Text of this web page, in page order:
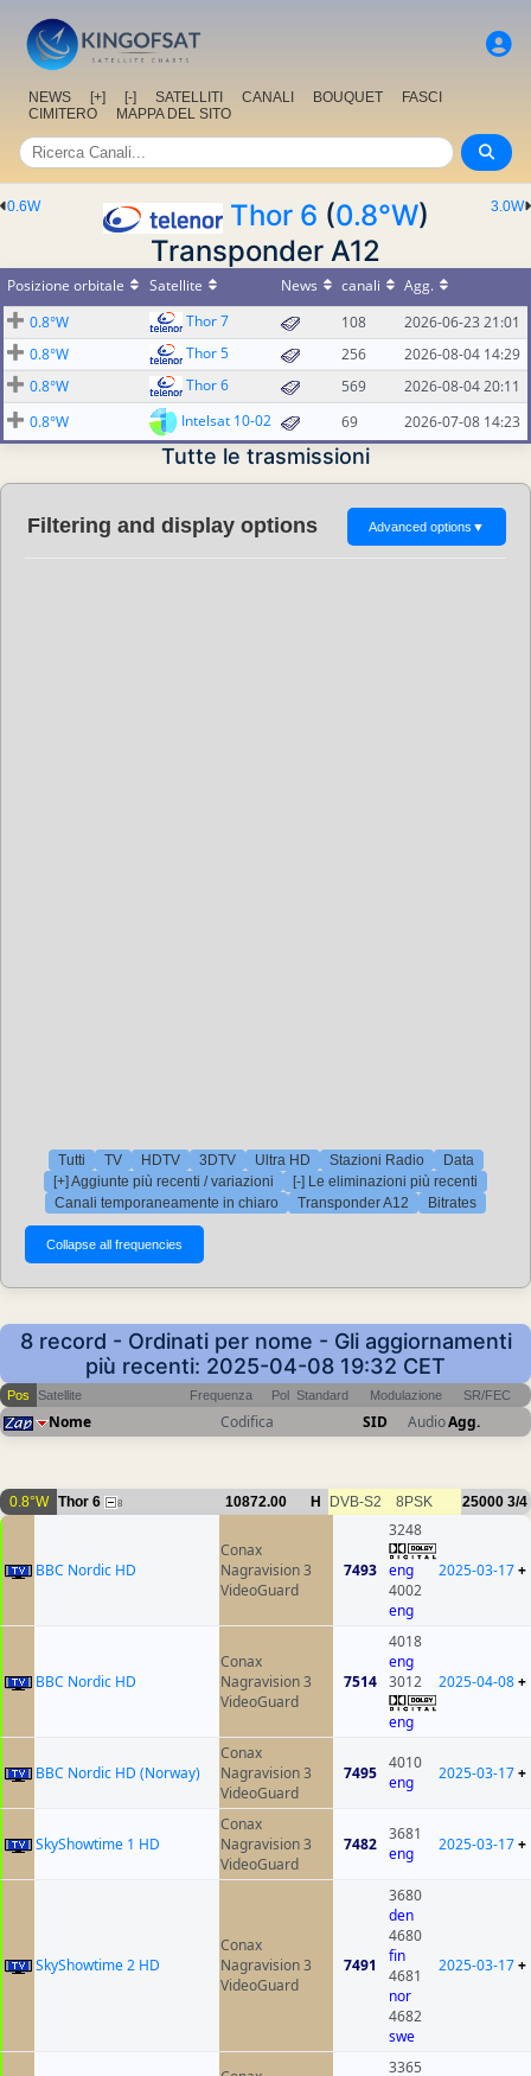
NEWS [+] [-] SATELLITI CANALI BOUQUET
FASCI
CIMITERO
MAPPA DEL SITO
3.0W
0.6W Thor 6 (0.8°W)
Transponder A12
Posizione orbitale Satellite News canali
Agg.
0.8°W
Thor 7 108
2026-06-23 21:01
0.8°W
Thor 5 256
2026-08-04 14:29
0.8°W
Thor 6 569
2026-08-04 20:11
0.8°W
Intelsat 10-02 69 2026-07-08 14:23
Tutte le trasmissioni
Filtering and display options Advanced options ▼
Tutti TV HDTV 3DTV Ultra HD Stazioni Radio
Data
[+] Aggiunte più recenti / variazioni
[-] Le eliminazioni più recenti
Canali temporaneamente in chiaro
Transponder A12 Bitrates
8 record - Ordinati per nome - Gli aggiornamenti
più recenti: 2025-04-08 19:32 CET
Pos Satellite Frequenza Pol Standard Modulazione SR/FEC
Nome Codifica SID AudioAgg.
0.8°W Thor 6 8 10872.00 H DVB-S2 8PSK 25000 3/4
BBC Nordic HD
Conax
Nagravision 3
VideoGuard
7493
3248
eng
4002
eng
2025-03-17+
BBC Nordic HD
Conax
Nagravision 3
VideoGuard
7514
4018
eng
3012
eng
2025-04-08+
BBC Nordic HD (Norway)
Conax
Nagravision 3
VideoGuard
7495
4010
eng
2025-03-17+
SkyShowtime 1 HD
Conax
Nagravision 3
VideoGuard
7482
3681
eng
2025-03-17+
SkyShowtime 2 HD
Conax
Nagravision 3
VideoGuard
7491
3680
den
4680
fin
4681
nor
4682
swe
2025-03-17+
3365